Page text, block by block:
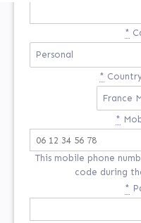
*
*
*
This mobile phone
code during
*